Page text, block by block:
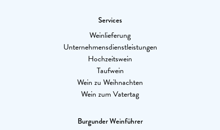
Services
Weinlieferung
Unternehmensdienstleistungen
Hochzeitswein
Taufwein
Wein zu Weihnachten
Wein zum Vatertag
Burgunder Weinführer